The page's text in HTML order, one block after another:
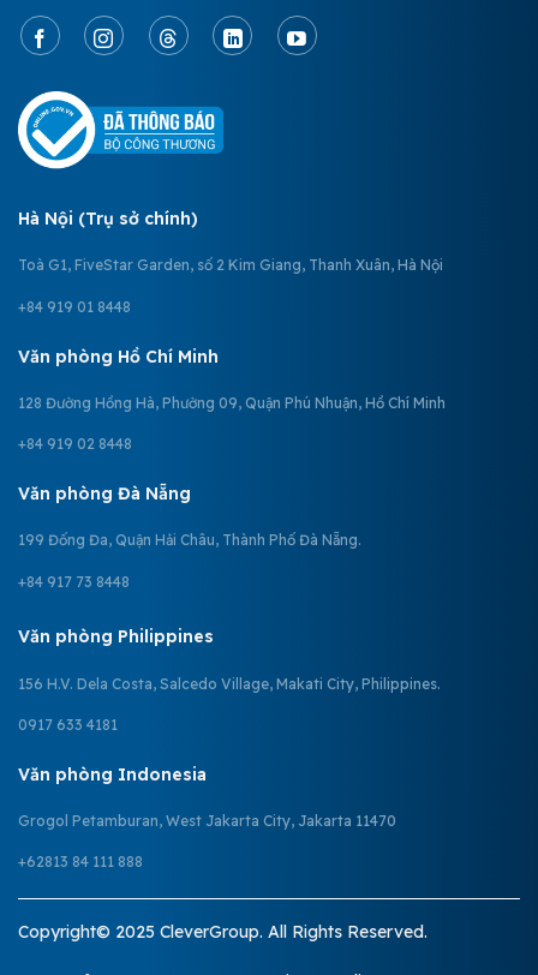
Hà Nội (Trụ sở chính)
Toà G1, FiveStar Garden, số 2 Kim Giang, Thanh Xuân, Hà Nội
+84 919 01 8448
Văn phòng Hồ Chí Minh
128 Đường Hồng Hà, Phường 09, Quận Phú Nhuận, Hồ Chí Minh
+84 919 02 8448
Văn phòng Đà Nẵng
199 Đống Đa, Quận Hải Châu, Thành Phố Đà Nẵng.
+84 917 73 8448
Văn phòng Philippines
156 H.V. Dela Costa, Salcedo Village, Makati City, Philippines.
0917 633 4181
Văn phòng Indonesia
Grogol Petamburan, West Jakarta City, Jakarta 11470
+62813 84 111 888
Copyright© 2025 CleverGroup. All Rights Reserved.